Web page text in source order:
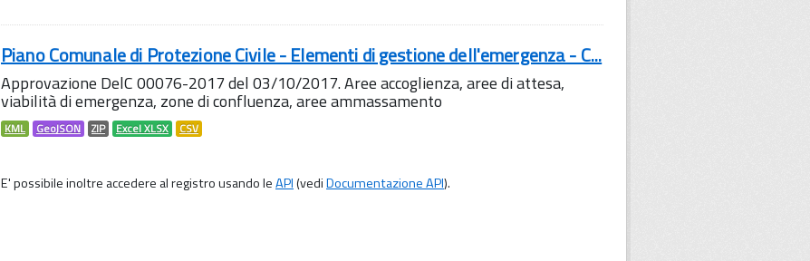
Piano Comunale di Protezione Civile - Elementi di gestione dell'emergenza - C...
Approvazione DelC 00076-2017 del 03/10/2017. Aree accoglienza, aree di attesa,
viabilità di emergenza, zone di confluenza, aree ammassamento
KML GeoJSON ZIP Excel XLSX CSV
E' possibile inoltre accedere al registro usando leAPI(vediDocumentazione API).